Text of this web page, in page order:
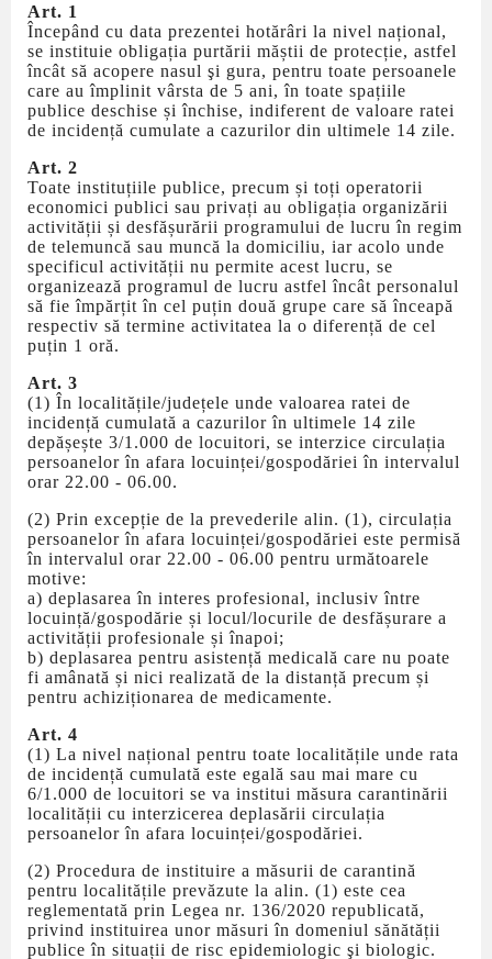
Art. 1
Începând cu data prezentei hotărâri la nivel național,
se instituie obligația purtării măștii de protecție, astfel
încât să acopere nasul şi gura, pentru toate persoanele
care au împlinit vârsta de 5 ani, în toate spațiile
publice deschise și închise, indiferent de valoare ratei
de incidență cumulate a cazurilor din ultimele 14 zile.
Art. 2
Toate instituțiile publice, precum și toți operatorii
economici publici sau privați au obligația organizării
activității și desfășurării programului de lucru în regim
de telemuncă sau muncă la domiciliu, iar acolo unde
specificul activității nu permite acest lucru, se
organizează programul de lucru astfel încât personalul
să fie împărțit în cel puțin două grupe care să înceapă
respectiv să termine activitatea la o diferență de cel
puțin 1 oră.
Art. 3
(1) În localitățile/județele unde valoarea ratei de
incidență cumulată a cazurilor în ultimele 14 zile
depășește 3/1.000 de locuitori, se interzice circulația
persoanelor în afara locuinței/gospodăriei în intervalul
orar 22.00 - 06.00.
(2) Prin excepție de la prevederile alin. (1), circulația
persoanelor în afara locuinței/gospodăriei este permisă
în intervalul orar 22.00 - 06.00 pentru următoarele
motive:
a) deplasarea în interes profesional, inclusiv între
locuință/gospodărie și locul/locurile de desfășurare a
activității profesionale și înapoi;
b) deplasarea pentru asistență medicală care nu poate
fi amânată și nici realizată de la distanță precum și
pentru achiziționarea de medicamente.
Art. 4
(1) La nivel național pentru toate localitățile unde rata
de incidență cumulată este egală sau mai mare cu
6/1.000 de locuitori se va institui măsura carantinării
localității cu interzicerea deplasării circulația
persoanelor în afara locuinței/gospodăriei.
(2) Procedura de instituire a măsurii de carantină
pentru localitățile prevăzute la alin. (1) este cea
reglementată prin Legea nr. 136/2020 republicată,
privind instituirea unor măsuri în domeniul sănătății
publice în situații de risc epidemiologic şi biologic.